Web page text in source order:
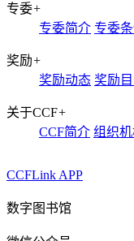
专委+
专委简介 专委条
奖励+
奖励动态 奖励
关于CCF+
CCF简介 组织
CCFLink APP
数字图书馆